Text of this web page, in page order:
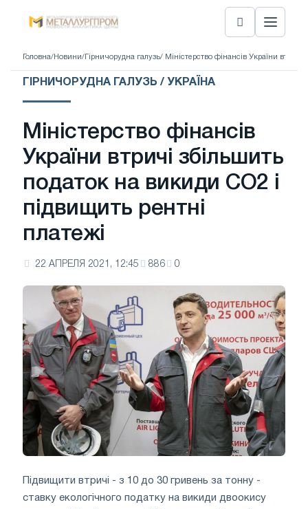
Головна/ Новини/ Гірничорудна галузь/ Міністерство фінансів України
ГІРНИЧОРУДНА ГАЛУЗЬ / УКРАЇНА
Міністерство фінансів
України втричі збільшить
податок на викиди CO2 і
підвищить рентні
платежі
22 АПРЕЛЯ 2021, 12:45 886 0
Підвищити втричі - з 10 до 30 гривень за тонну -
ставку екологічного податку на викиди двоокису